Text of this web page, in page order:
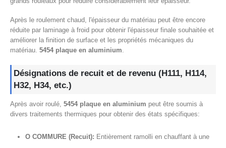
Après le roulement chaud, l'épaisseur du matériau peut être encore
réduite par laminage à froid pour obtenir l'épaisseur finale souhaitée et
améliorer la finition de surface et les propriétés mécaniques du
matériau. 5454 plaque en aluminium.
Désignations de recuit et de revenu (H111, H114,
H32, H34, etc.)
Après avoir roulé, 5454 plaque en aluminium peut être soumis à
divers traitements thermiques pour obtenir des états spécifiques:
O COMMURE (Recuit): Entièrement ramolli en chauffant à une